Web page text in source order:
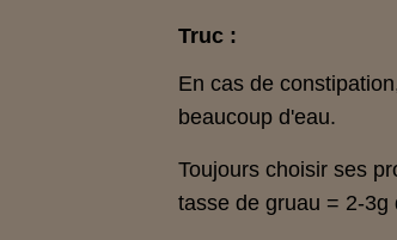
Truc :
En cas de
beaucoup d'eau.
Toujours choisir ses
tasse de gruau = 2-3g